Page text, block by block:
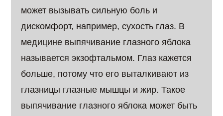
может вызывать сильную боль и
дискомфорт, например, сухость глаз. В
медицине выпячивание глазного яблока
называется экзофтальмом. Глаз кажется
больше, потому что его выталкивают из
глазницы глазные мышцы и жир. Такое
выпячивание глазного яблока может быть